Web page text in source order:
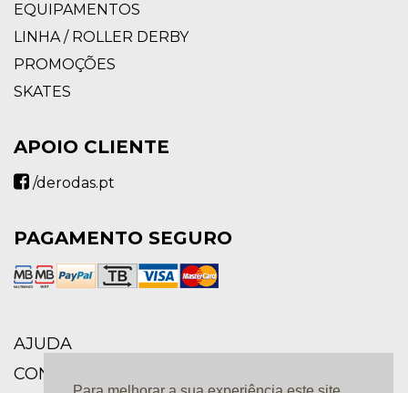
EQUIPAMENTOS
LINHA / ROLLER DERBY
PROMOÇÕES
SKATES
APOIO CLIENTE
/derodas.pt
PAGAMENTO SEGURO
AJUDA
CONDIÇÕES GERAIS